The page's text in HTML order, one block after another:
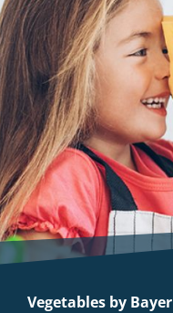
Vegetables by Bayer